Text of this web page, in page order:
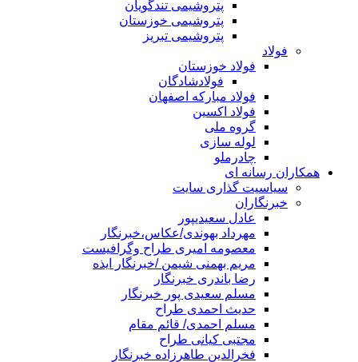
پتروشیمی تندگویان
پتروشیمی خوزستان
پتروشیمی تبریز
فولاد
فولاد خوزستان
فولادشادگان
فولاد مبارکه اصفهان
فولاد اکسین
گروه ملی
لوله سازی
چادرملو
همکاران رسانه ای
سیاسیت گذاری سایت
خبرنگاران
عادل سعیدیپور
مهرداد بهوندی/عکاس،خبرنگار
معصومه امیری طراح وگرافیست
مریم بهمنی شیمن /خبرنگار ایذه
رضا باندری خبرنگار
مسلم سعیدی پور خبرنگار
حدیث احمدی طراح
مسلم احمدی/ قائم مقام
مجتبی کیانی طراح
فخرالدین طاهرزاده خبرنگار